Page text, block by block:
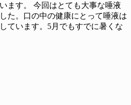
ます。 今回はとても大事な唾液
た。口の中の健康にとって唾液は
ています。5月でもすでに暑くな